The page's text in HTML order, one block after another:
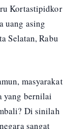
Kortastipidkor
uang asing
Selatan, Rabu
masyarakat
yang bernilai
Di sinilah
sangat